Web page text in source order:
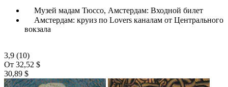
Музей мадам Тюссо, Амстердам: Входной билет
Амстердам: круиз по Lovers каналам от Центрального
вокзала
3,9 (10)
От 32,52 $
30,89 $